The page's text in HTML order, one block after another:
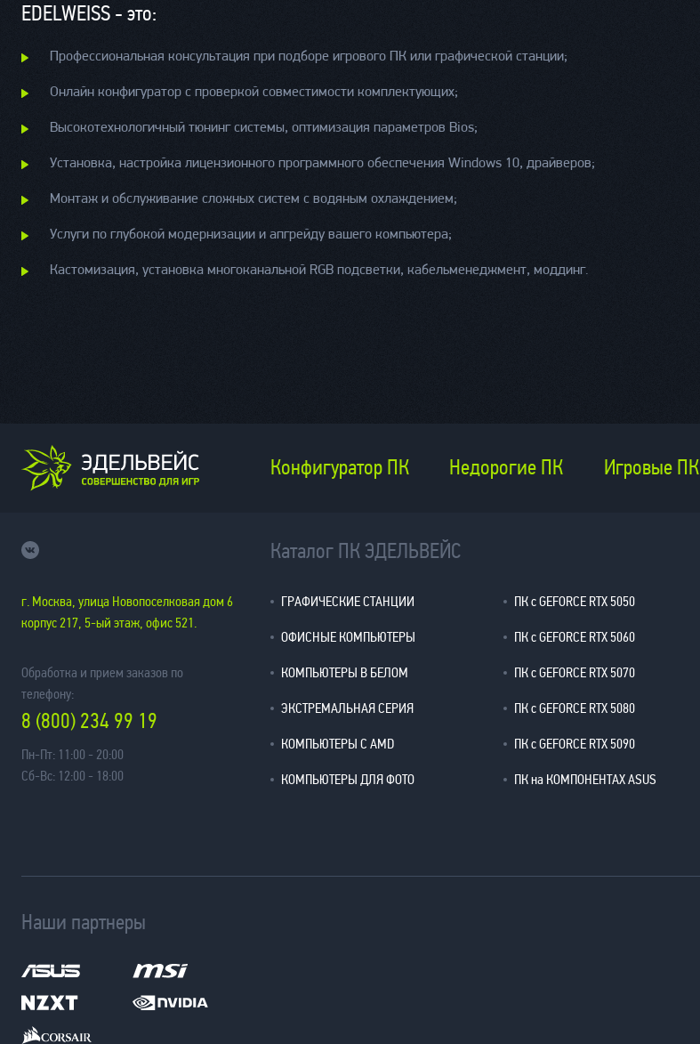
EDELWEISS - это:
Профессиональная консультация при подборе игрового ПК или графической станции;
Онлайн конфигуратор с проверкой совместимости комплектующих;
Высокотехнологичный тюнинг системы, оптимизация параметров Bios;
Установка, настройка лицензионного программного обеспечения Windows 10, драйверов;
Монтаж и обслуживание сложных систем с водяным охлаждением;
Услуги по глубокой модернизации и апгрейду вашего компьютера;
Кастомизация, установка многоканальной RGB подсветки, кабельменеджмент, моддинг.
Конфигуратор ПК Недорогие ПК Игровые ПК
г. Москва, улица Новопоселковая дом 6
корпус 217, 5-ый этаж, офис 521.
Обработка и прием заказов по
телефону:
8 (800) 234 99 19
Пн-Пт: 11:00 - 20:00
Сб-Вс: 12:00 - 18:00
Каталог ПК ЭДЕЛЬВЕЙС
ГРАФИЧЕСКИЕ СТАНЦИИ
ОФИСНЫЕ КОМПЬЮТЕРЫ
КОМПЬЮТЕРЫ В БЕЛОМ
ЭКСТРЕМАЛЬНАЯ СЕРИЯ
КОМПЬЮТЕРЫ С AMD
КОМПЬЮТЕРЫ ДЛЯ ФОТО
ПК с GEFORCE RTX 5050
ПК с GEFORCE RTX 5060
ПК с GEFORCE RTX 5070
ПК с GEFORCE RTX 5080
ПК с GEFORCE RTX 5090
ПК на КОМПОНЕНТАХ ASUS
Наши партнеры